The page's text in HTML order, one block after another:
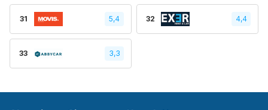
31 5,4 32 4,4
33 3,3